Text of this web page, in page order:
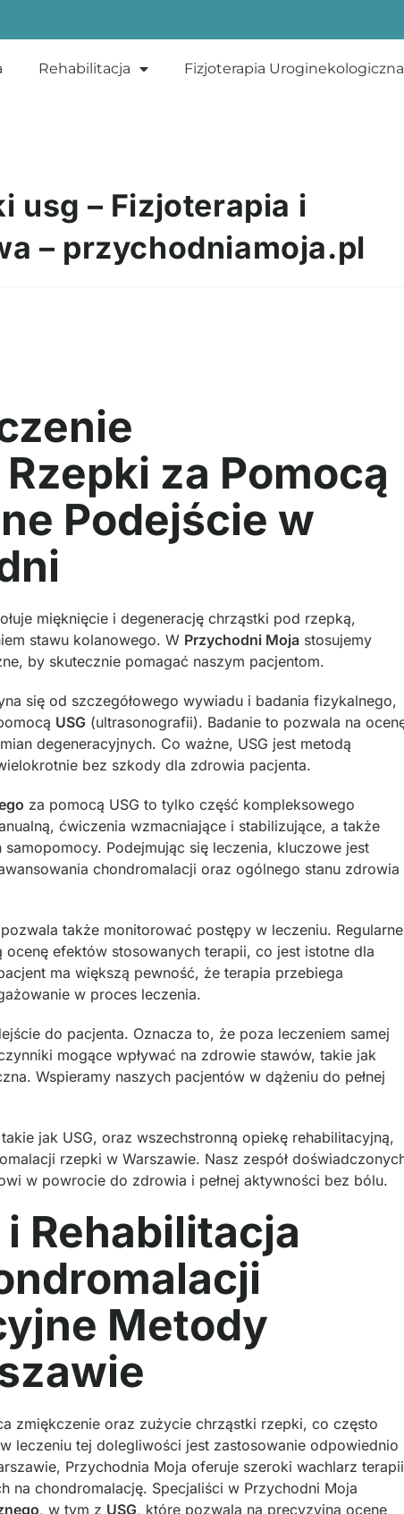
Rehabilitacja Fizjoterapia Uroginekologiczna
usg – Fizjoterapia i
– przychodniamoja.pl
za Pomocą
Podejście w
mięknięcie i degenerację chrząstki pod rzepką,
stawu kolanowego. W Przychodni Moja stosujemy
by skutecznie pomagać naszym pacjentom.
się od szczegółowego wywiadu i badania fizykalnego,
USG (ultrasonografii). Badanie to pozwala na
degeneracyjnych. Co ważne, USG jest metodą
bez szkody dla zdrowia pacjenta.
za pomocą USG to tylko część kompleksowego
ćwiczenia wzmacniające i stabilizujące, a także
Podejmując się leczenia, kluczowe jest
chondromalacji oraz ogólnego stanu zdrowia
pozwala także monitorować postępy w leczeniu. Regularne
efektów stosowanych terapii, co jest istotne dla
ma większą pewność, że terapia przebiega
w proces leczenia.
do pacjenta. Oznacza to, że poza leczeniem samej
mogące wpływać na zdrowie stawów, takie jak
Wspieramy naszych pacjentów w dążeniu do pełnej
jak USG, oraz wszechstronną opiekę rehabilitacyjną,
rzepki w Warszawie. Nasz zespół
w powrocie do zdrowia i pełnej aktywności bez bólu.
Rehabilitacja
Metody
zmiękczenie oraz zużycie chrząstki rzepki, co często
leczeniu tej dolegliwości jest zastosowanie odpowiednio
Przychodnia Moja oferuje szeroki wachlarz terapii
chondromalację. Specjaliści w Przychodni Moja
, w tym z USG, które pozwala na precyzyjną ocenę